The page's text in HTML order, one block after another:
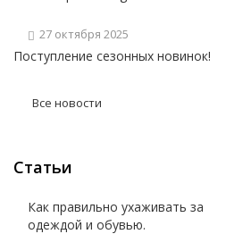
27 октября 2025
Поступление сезонных новинок!
Все новости
Статьи
Как правильно ухаживать за
одеждой и обувью.